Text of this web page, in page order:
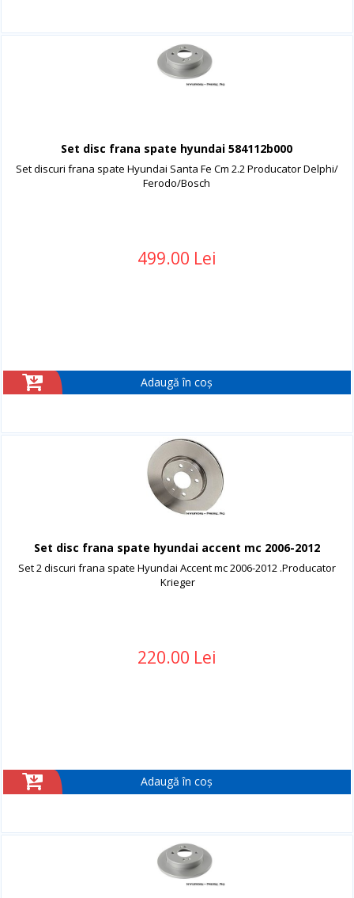
Set disc frana spate hyundai 584112b000
Set discuri frana spate Hyundai Santa Fe Cm 2.2 Producator Delphi/
Ferodo/Bosch
499.00 Lei
Adaugă în coș
Set disc frana spate hyundai accent mc 2006-2012
Set 2 discuri frana spate Hyundai Accent mc 2006-2012 .Producator
Krieger
220.00 Lei
Adaugă în coș